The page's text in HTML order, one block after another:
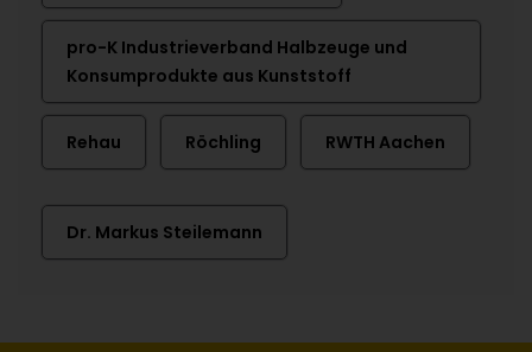
pro-K Industrieverband Halbzeuge und
Konsumprodukte aus Kunststoff
Rehau Röchling RWTH Aachen
Dr. Markus Steilemann